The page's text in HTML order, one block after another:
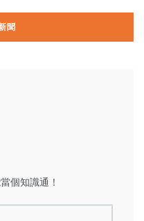
聞
個知識通！